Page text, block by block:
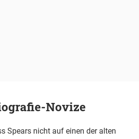
Novize
Spears nicht auf einen der alten